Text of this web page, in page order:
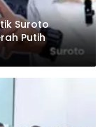
Suroto
Putih